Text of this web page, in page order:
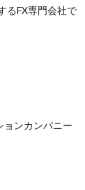
るFX専門会社で
ョンカンパニー